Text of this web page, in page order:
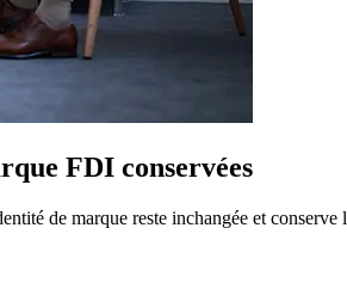
FDI conservées
de marque reste inchangée et